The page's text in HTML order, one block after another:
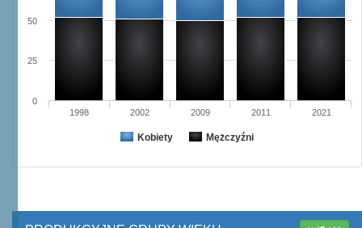
Kobiety Mężczyźni
1998 2002 2009 2011 2021
0
25
50